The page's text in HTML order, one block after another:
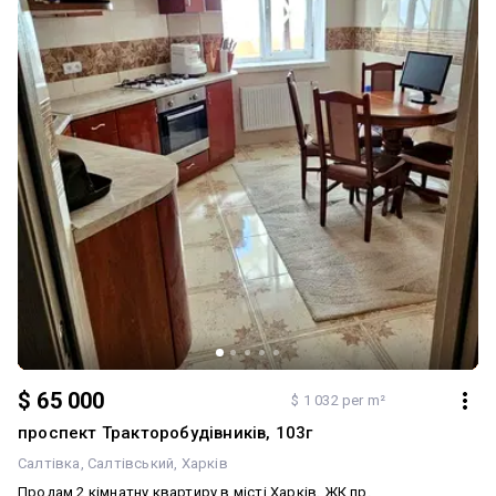
$ 65 000 $ 1 032 per m²
проспект Тракторобудівників, 103г
Салтівка Салтівський Харків
Продам 2 кімнатну квартиру в місті Харків, ЖК пр.